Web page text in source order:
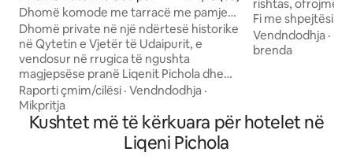
Dhomë komode me tarracë me pamje
nga liqeni në Lake Star
Dhomë private në një ndërtesë historike
në Qytetin e Vjetër të Udaipurit, e
vendosur në rrugica të ngushta
magjepsëse pranë Liqenit Pichola dhe
Pallatit të Qytetit. Ideale për 2 të rritur +
1 fëmijë, me një krevat dopio "king size",
një banjë perëndimore me të gjitha
gjërat thelbësore dhe një zonë ndenjeje
në natyrë. Kjo dhomë nuk ka pamje, por
Raporti çmim/cilësi · Vendndodhja ·
Mikpritja
rishtas, ofrojmë
Fi me shpejtësi të
ashensor, gejzer,
ngrënie në
Palace, Bagore Ki
Vendndodhja ·
brenda
Kushtet më të kërkuara për hotelet në
Liqeni Pichola